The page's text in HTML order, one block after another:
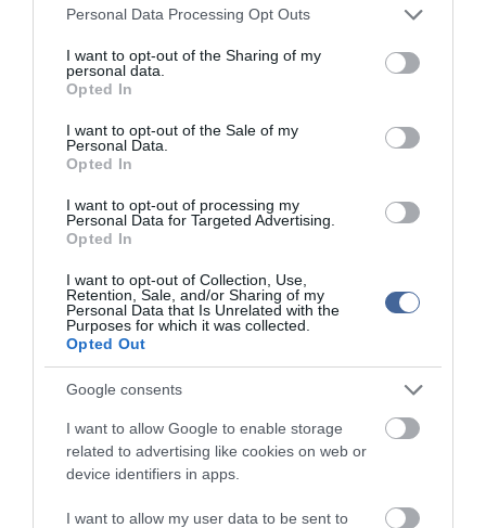
Please note that this website/app uses one or more Google
not limited to your visit or usage behaviour. You may click to
grant or deny consent to Google and its third-party tags to
use your data for below specified purposes in below Google
consent section.
Personal Data Processing Opt Outs
I want to opt-out of the Sharing of my
personal data.
Opted In
I want to opt-out of the Sale of my
Personal Data.
Opted In
I want to opt-out of processing my
Personal Data for Targeted Advertising.
Opted In
I want to opt-out of Collection, Use,
Retention, Sale, and/or Sharing of my
Personal Data that Is Unrelated with the
Purposes for which it was collected.
Opted Out
Google consents
I want to allow Google to enable storage
related to advertising like cookies on web or
device identifiers in apps.
I want to allow my user data to be sent to
Betlehem Dávid nyerte a kieséses versenyt
Tanár Úr gyere, mindjárt lesz Lillád!
2022.05.10 21:11
JólVanna
2022.05.10 20:31
Porvihar
Mit szólsz? Ide minden baromságot...
2022.03.29 16:06